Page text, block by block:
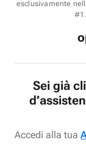
esclusivamente
Sei già
Accedi alla tua